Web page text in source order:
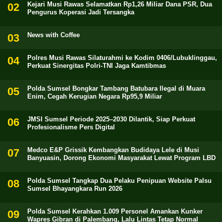
Kejari Musi Rawas Selamatkan Rp1,26 Miliar Dana PSR, Dua
Pengurus Koperasi Jadi Tersangka
News with Coffee
Polres Musi Rawas Silaturahmi ke Kodim 0406/Lubuklinggau,
Perkuat Sinergitas Polri-TNI Jaga Kamtibmas
Polda Sumsel Bongkar Tambang Batubara Ilegal di Muara
Enim, Cegah Kerugian Negara Rp95,9 Miliar
JMSI Sumsel Periode 2025–2030 Dilantik, Siap Perkuat
Profesionalisme Pers Digital
Medco E&P Grissik Kembangkan Budidaya Lele di Musi
Banyuasin, Dorong Ekonomi Masyarakat Lewat Program LBD
Polda Sumsel Tangkap Dua Pelaku Penipuan Website Palsu
Sumsel Bhayangkara Run 2026
Polda Sumsel Kerahkan 1.009 Personel Amankan Kunker
Wapres Gibran di Palembang, Lalu Lintas Tetap Normal